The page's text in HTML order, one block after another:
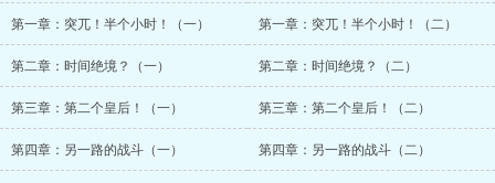
第一章：突兀！半个小时！（一） 第一章：突兀！半个小时！（二）
第二章：时间绝境？（一） 第二章：时间绝境？（二）
第三章：第二个皇后！（一） 第三章：第二个皇后！（二）
第四章：另一路的战斗（一） 第四章：另一路的战斗（二）